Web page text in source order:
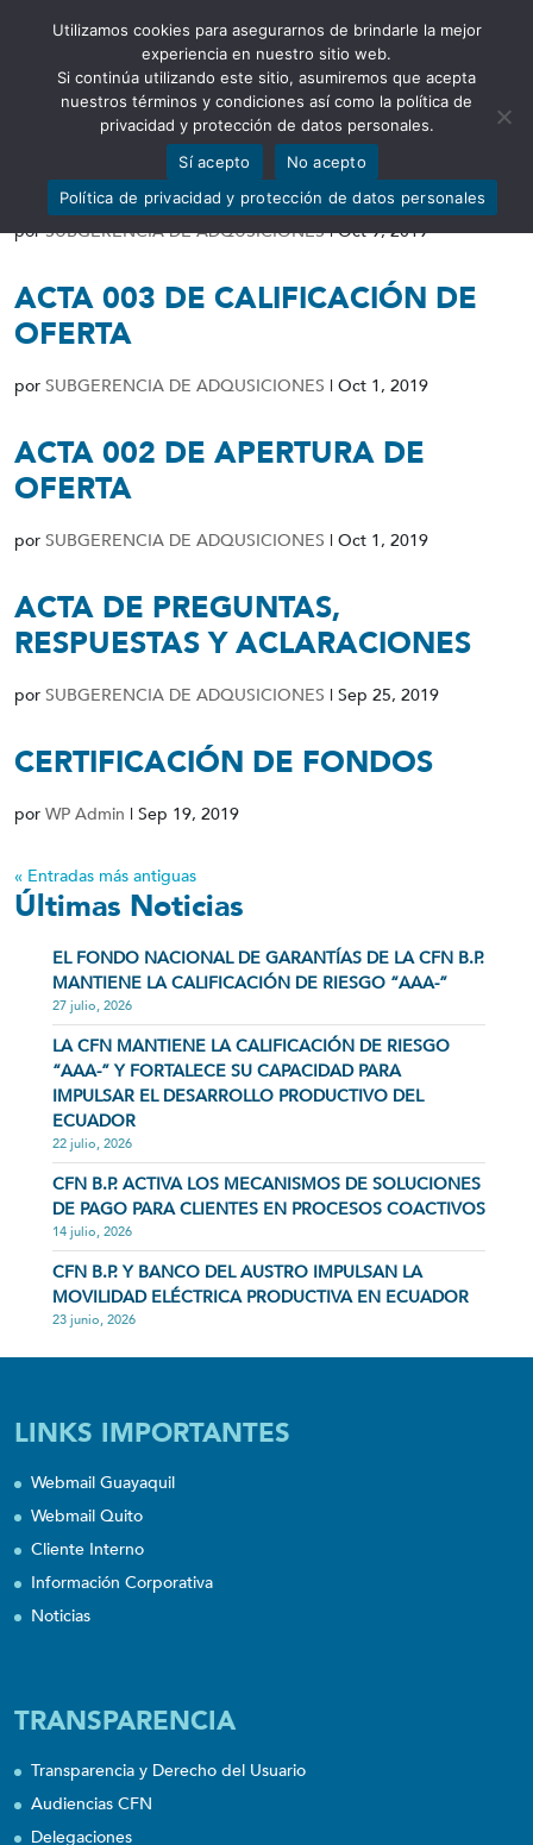
Abrir barra de herramientas
RESOLUCIÓN DE DESIERTO
porSUBGERENCIA DE ADQUSICIONES|Oct 9, 2019
ACTA 003 DE CALIFICACIÓN DE
OFERTA
por SUBGERENCIA DE ADQUSICIONES | Oct 1, 2019
ACTA 002 DE APERTURA DE
OFERTA
por SUBGERENCIA DE ADQUSICIONES | Oct 1, 2019
ACTA DE PREGUNTAS,
RESPUESTAS Y ACLARACIONES
por SUBGERENCIA DE ADQUSICIONES | Sep 25, 2019
CERTIFICACIÓN DE FONDOS
por WP Admin | Sep 19, 2019
« Entradas más antiguas
Últimas Noticias
EL FONDO NACIONAL DE GARANTÍAS DE LA CFN B.P.
MANTIENE LA CALIFICACIÓN DE RIESGO “AAA-”
27 julio, 2026
LA CFN MANTIENE LA CALIFICACIÓN DE RIESGO
“AAA-” Y FORTALECE SU CAPACIDAD PARA
IMPULSAR EL DESARROLLO PRODUCTIVO DEL
ECUADOR
22 julio, 2026
CFN B.P. ACTIVA LOS MECANISMOS DE SOLUCIONES
DE PAGO PARA CLIENTES EN PROCESOS COACTIVOS
14 julio, 2026
CFN B.P. Y BANCO DEL AUSTRO IMPULSAN LA
MOVILIDAD ELÉCTRICA PRODUCTIVA EN ECUADOR
23 junio, 2026
LINKS IMPORTANTES
Webmail Guayaquil
Webmail Quito
Cliente Interno
Información Corporativa
Noticias
TRANSPARENCIA
Transparencia y Derecho del Usuario
Audiencias CFN
Delegaciones
Utilizamos cookies para asegurarnos de brindarle la mejor
experiencia en nuestro sitio web.
Si continúa utilizando este sitio, asumiremos que acepta
nuestros términos y condiciones así como la política de
privacidad y protección de datos personales.
Sí acepto
No acepto
Política de privacidad y protección de datos personales